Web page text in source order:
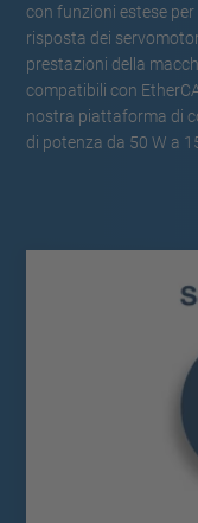
con funzioni estese
risposta dei
prestazioni della
compatibili con
nostra piattaforma di
di potenza da 50 W a